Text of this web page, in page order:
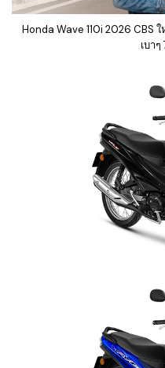
Honda Wave 110i 2026 CBS
เบา